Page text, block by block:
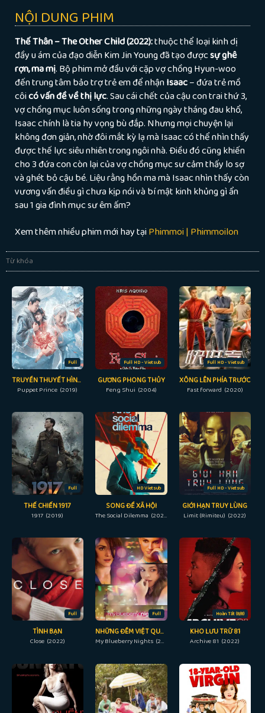
NỘI DUNG PHIM
Thế Thân – The Other Child (2022):thuộc thể loại kinh dị
đầy u ám của đạo diễn Kim Jin Young đã tạo đượcsự ghê
rợn, ma mị. Bộ phim mở đầu với cặp vợ chồng Hyun-woo
đến trung tâm bảo trợ trẻ em để nhậnIsaac– đứa trẻ mồ
côicó vấn đề về thị lực. Sau cái chết của cậu con trai thứ 3,
vợ chồng mục luôn sống trong những ngày tháng đau khổ,
Isaac chính là tia hy vọng bù đắp. Nhưng mọi chuyện lại
không đơn giản, nhờ đôi mắt kỳ lạ mà Isaac có thể nhìn thấy
được thế lực siêu nhiên trong ngôi nhà. Điều đó cũng khiến
cho 3 đứa con còn lại của vợ chồng mục sư cảm thấy lo sợ
và ghét bỏ cậu bé. Liệu rằng hồn ma mà Isaac nhìn thấy còn
vương vấn điều gì chưa kịp nói và bí mật kinh khủng gì ẩn
sau 1 gia đình mục sư êm ấm?
Xem thêm nhiều phim mới hay tạiPhimmoi | Phimmoilon
Từ khóa
Full
TRUYỀN THUYẾT HÌNH NỘM: HOA BỈ NGẠN
Puppet Prince (2019)
Full HD - Vietsub
GƯƠNG PHONG THỦY
Feng Shui (2004)
Full HD - Vietsub
XÔNG LÊN PHÍA TRƯỚC
Fast forward (2020)
Full
THẾ CHIẾN 1917
1917 (2019)
HD Vietsub
SONG ĐỀ XÃ HỘI
The Social Dilemma (2020)
Full HD - Vietsub
GIỚI HẠN TRUY LÙNG
Limit (Rimiteu) (2022)
Full
TÌNH BẠN
Close (2022)
Full
NHỮNG ĐÊM VIỆT QUẤT
My Blueberry Nights (2007)
Hoàn Tất (8/8)
KHO LƯU TRỮ 81
Archive 81 (2022)